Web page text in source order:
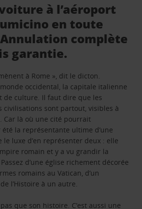
à l’aéroport
en toute
complète
garantie.
à Rome », dit le dicton.
occidental, la capitale italienne
de culture. Il faut dire que les
civilisations sont partout, visibles à
Car là où une cité pourrait
été la représentante ultime d’une
le luxe d’en représenter deux : elle
romain et y a vu grandir la
d’une église richement décorée
romains au Vatican, d’un
l’Histoire à un autre.
que son histoire. C’est aussi une